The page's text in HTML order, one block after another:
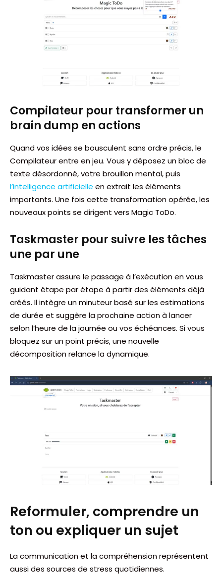
Compilateur pour transformer un
brain dump en actions
Quand vos idées se bousculent sans ordre précis, le
Compilateur entre en jeu. Vous y déposez un bloc de
texte désordonné, votre brouillon mental, puis
l’intelligence artificielle en extrait les éléments
importants. Une fois cette transformation opérée, les
nouveaux points se dirigent vers Magic ToDo.
Taskmaster pour suivre les tâches
une par une
Taskmaster assure le passage à l’exécution en vous
guidant étape par étape à partir des éléments déjà
créés. Il intègre un minuteur basé sur les estimations
de durée et suggère la prochaine action à lancer
selon l’heure de la journée ou vos échéances. Si vous
bloquez sur un point précis, une nouvelle
décomposition relance la dynamique.
Reformuler, comprendre un
ton ou expliquer un sujet
La communication et la compréhension représentent
aussi des sources de stress quotidiennes.